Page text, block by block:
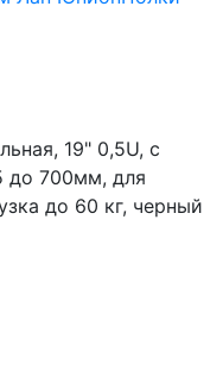
19" 0,5U, с
до 700мм, для
до 60 кг, черный